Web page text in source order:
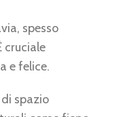
spesso
cruciale
e felice.
spazio